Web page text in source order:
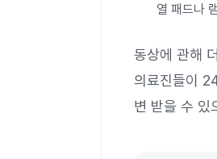
열 패드나
동상에 관해
의료진들이
변 받을 수 있